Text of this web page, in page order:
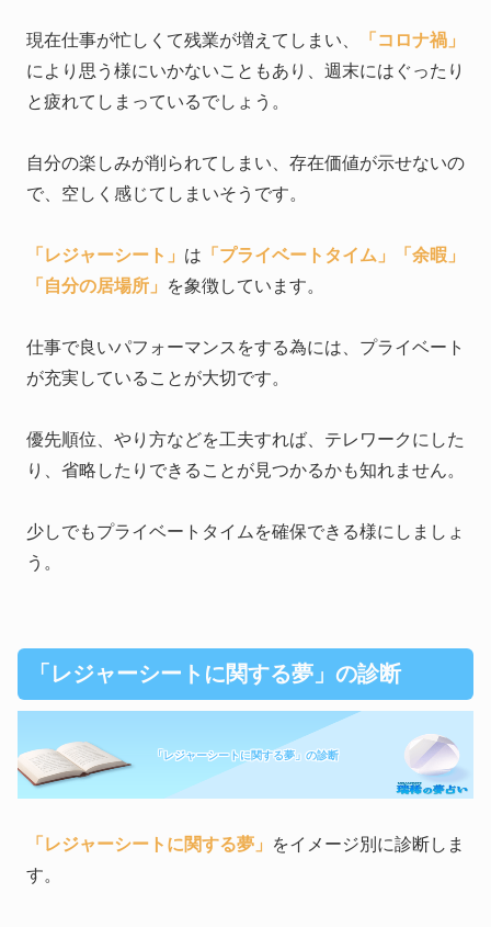
現在仕事が忙しくて残業が増えてしまい、
「コロナ禍」
により思う様にいかないこともあり、週末にはぐったり
と疲れてしまっているでしょう。
自分の楽しみが削られてしまい、存在価値が示せないの
で、空しく感じてしまいそうです。
「レジャーシート」 は 「プライベートタイム」
「余暇」
「自分の居場所」
を象徴しています。
仕事で良いパフォーマンスをする為には、プライベート
が充実していることが大切です。
優先順位、やり方などを工夫すれば、テレワークにした
り、省略したりできることが見つかるかも知れません。
少しでもプライベートタイムを確保できる様にしましょ
う。
「レジャーシートに関する夢」の診断
「レジャーシートに関する夢」の診断
「レジャーシートに関する夢」
をイメージ別に診断しま
す。